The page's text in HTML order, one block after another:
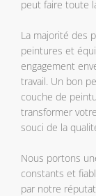
peut faire toute
La majorité des
peintures et
engagement
travail. Un bon
couche de
transformer
souci de la
Nous portons
constants et
par notre